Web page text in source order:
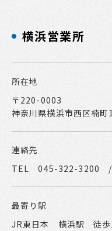
横浜営業所
所在地
〒220-0003
神奈川県横浜市西区楠
連絡先
TEL 045-322-3200
最寄り駅
JR東日本 横浜駅 徒歩